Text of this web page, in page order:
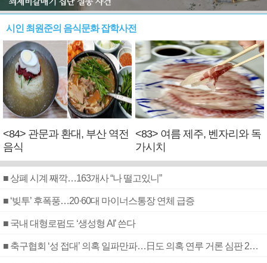
시인 최원준의 음식문화 잡학사전
<84> 관문과 환대, 부산 역전
음식
<83> 여름 제주, 벤자리와 독
가시치
■ 상폐 시계 째깍…163개사 “나 떨고있니”
■ ‘빚투’ 후폭풍…20·60대 마이너스통장 연체 급증
■ 국내 대형로펌도 ‘생성형 AI’ 쓴다
■ 축구협회 ‘성 접대’ 의혹 일파만파…日도 의혹 연루 거론 심판 2명 조사